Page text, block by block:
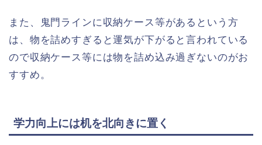
また、鬼門ラインに収納ケース等があるという方
は、物を詰めすぎると運気が下がると言われている
ので収納ケース等には物を詰め込み過ぎないのがお
すすめ。
学力向上には机を北向きに置く